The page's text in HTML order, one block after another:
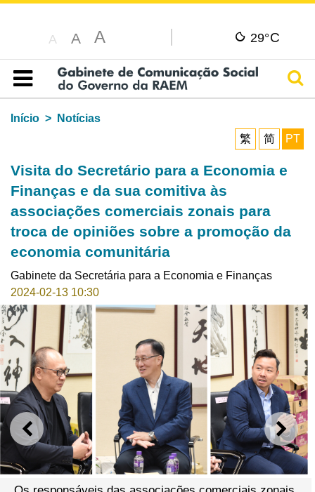
A A A 29°C
Índice
Início
Notícias
繁
简 PT
Visita do Secretário para a Economia e
Finanças e da sua comitiva às
associações comerciais zonais para
troca de opiniões sobre a promoção da
economia comunitária
Gabinete da Secretária para a Economia e Finanças
2024-02-13 10:30
ANTERIOR